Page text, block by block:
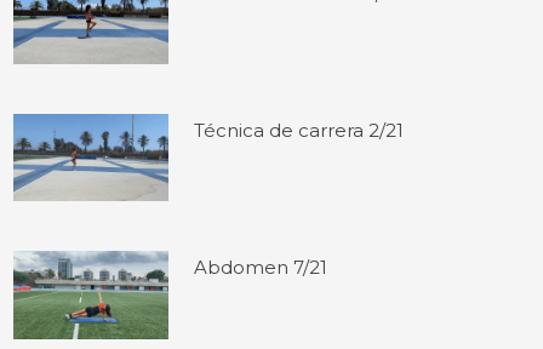
Técnica de carrera 2/21
Abdomen 7/21